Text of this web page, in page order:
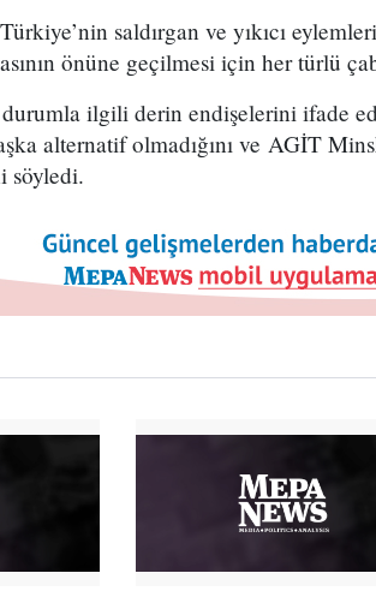
saldırgan ve yıkıcı
önüne geçilmesi için her türlü
ilgili derin endişelerini ifade
alternatif olmadığını ve AGİT
söyledi.